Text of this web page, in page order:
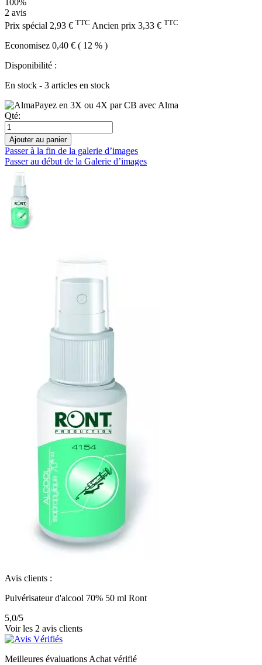
2 avis
Prix spécial 2,93 € TTC Ancien prix 3,33 € TTC
Economisez 0,40 € ( 12 % )
Disponibilité :
En stock - 3 articles en stock
Payez en 3X ou 4X par CB avec Alma
Qté:
Ajouter au panier
Passer à la fin de la galerie d’images
Passer au début de la Galerie d’images
Avis clients :
Pulvérisateur d'alcool 70% 50 ml Ront
5,0/5
Voir les 2 avis clients
Meilleures évaluations Achat vérifié